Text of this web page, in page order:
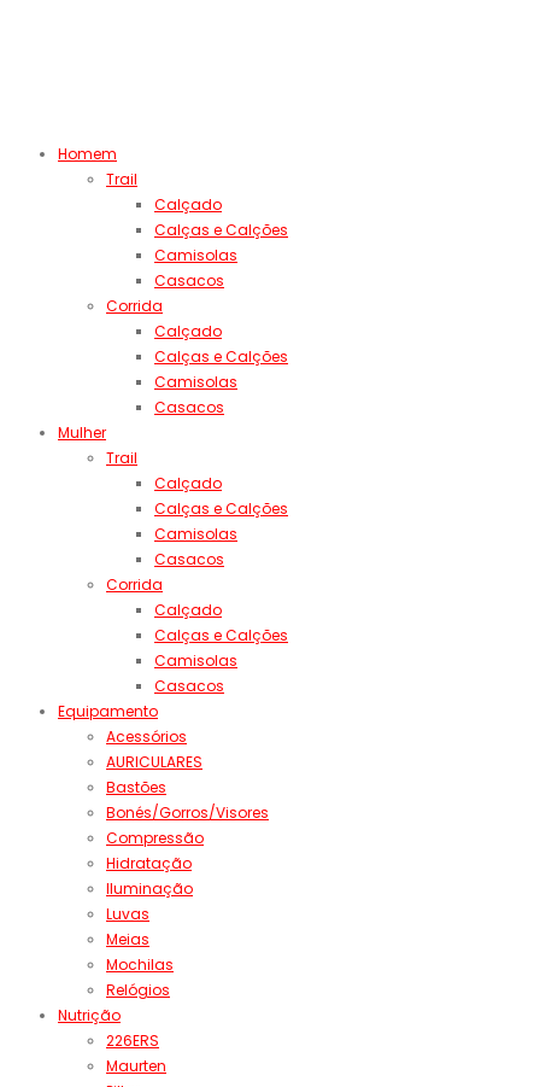
Homem
Trail
Calçado
Calças e Calções
Camisolas
Casacos
Corrida
Calçado
Calças e Calções
Camisolas
Casacos
Mulher
Trail
Calçado
Calças e Calções
Camisolas
Casacos
Corrida
Calçado
Calças e Calções
Camisolas
Casacos
Equipamento
Acessórios
AURICULARES
Bastões
Bonés/Gorros/Visores
Compressão
Hidratação
Iluminação
Luvas
Meias
Mochilas
Relógios
Nutrição
226ERS
Maurten